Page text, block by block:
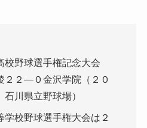
校野球選手権記念大会
２―０金沢学院（２０
川県立野球場）
学校野球選手権大会は２